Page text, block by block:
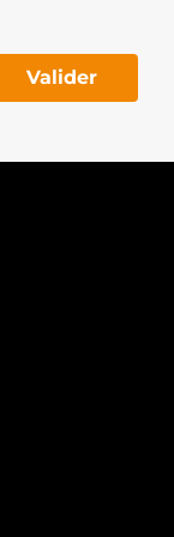
Valider